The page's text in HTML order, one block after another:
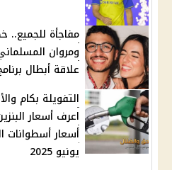
مفاجأة للجميع..
ومروان
علاقة أبطال
التفويلة بكام
اعرف أسعار
يونيو 2025